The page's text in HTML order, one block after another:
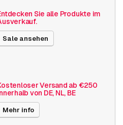
Camera
Camera
Sie alle Produkte im
Sale ansehen
Versand ab €250
von DE, NL, BE
Mehr info